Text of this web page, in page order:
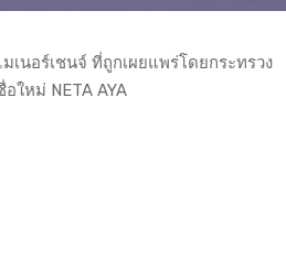
มเนอร์เชนจ์ ที่ถูกเผยแพร่โดยกระทรวง
ใหม่ NETA AYA